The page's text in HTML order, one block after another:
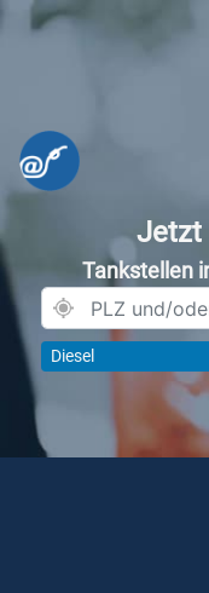
Jetzt
Tankstellen
Diesel